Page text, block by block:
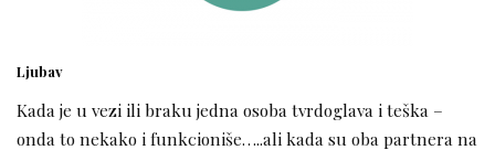
Ljubav
Kada je u vezi ili braku jedna osoba tvrdoglava i teška –
onda to nekako i funkcioniše…..ali kada su oba partnera na